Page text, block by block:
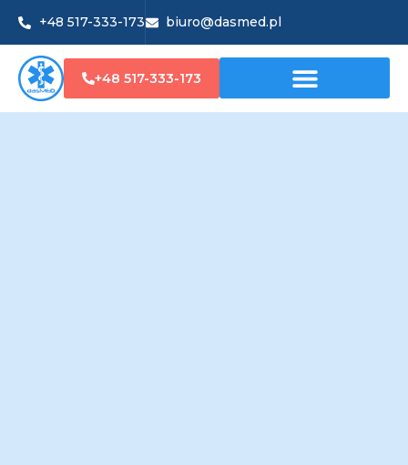
+48 517-333-173 biuro@dasmed.pl
+48 517-333-173